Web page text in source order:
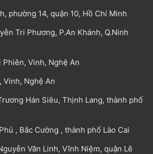
phường 14, quận 10, Hồ Chí Minh
Tri Phương, P.An Khánh, Q.Ninh
Phiên, Vinh, Nghệ An
Vinh, Nghệ An
Hán Siêu, Thịnh Lang, thành phố
, Bắc Cường , thành phố Lào Cai
Văn Linh, Vĩnh Niệm, quận Lê